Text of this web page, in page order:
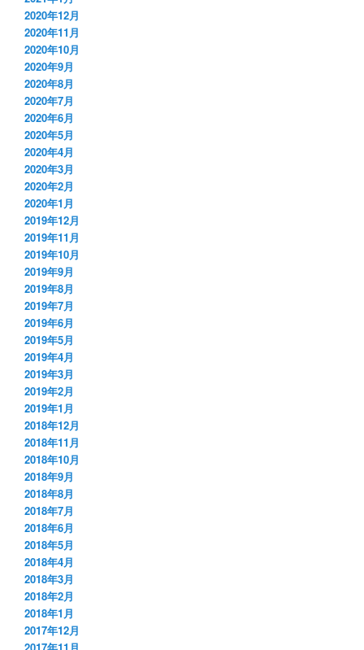
2020年12月
2020年11月
2020年10月
2020年9月
2020年8月
2020年7月
2020年6月
2020年5月
2020年4月
2020年3月
2020年2月
2020年1月
2019年12月
2019年11月
2019年10月
2019年9月
2019年8月
2019年7月
2019年6月
2019年5月
2019年4月
2019年3月
2019年2月
2019年1月
2018年12月
2018年11月
2018年10月
2018年9月
2018年8月
2018年7月
2018年6月
2018年5月
2018年4月
2018年3月
2018年2月
2018年1月
2017年12月